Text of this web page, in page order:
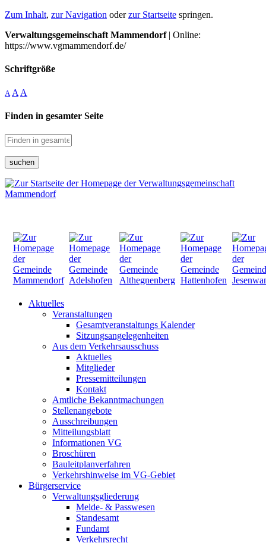
Zum Inhalt, zur Navigation oderzur Startseite springen.
Verwaltungsgemeinschaft Mammendorf| Online:
https://www.vgmammendorf.de/
Schriftgröße
A A A
Finden in gesamter Seite
suchen
Aktuelles
Veranstaltungen
Gesamtveranstaltungs Kalender
Sitzungsangelegenheiten
Aus dem Verkehrsausschuss
Aktuelles
Mitglieder
Pressemitteilungen
Kontakt
Amtliche Bekanntmachungen
Stellenangebote
Ausschreibungen
Mitteilungsblatt
Informationen VG
Broschüren
Bauleitplanverfahren
Verkehrshinweise im VG-Gebiet
Bürgerservice
Verwaltungsgliederung
Melde- & Passwesen
Standesamt
Fundamt
Verkehrsrecht